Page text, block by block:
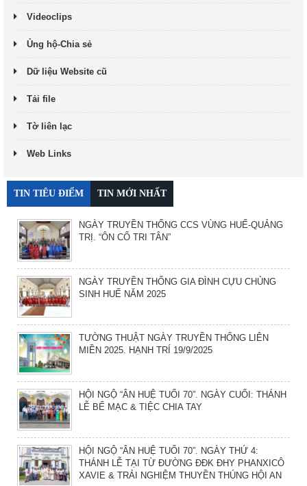
Videoclips
Ủng hộ-Chia sẻ
Dữ liệu Website cũ
Tải file
Tờ liên lạc
Web Links
TIN TIÊU ĐIỂM TIN MỚI NHẤT
NGÀY TRUYỀN THỐNG CCS VÙNG HUẾ-QUẢNG
TRỊ. “ÔN CỐ TRI TÂN”
NGÀY TRUYỀN THỐNG GIA ĐÌNH CỰU CHỦNG
SINH HUẾ NĂM 2025
TƯỜNG THUẬT NGÀY TRUYỀN THỐNG LIÊN
MIỀN 2025. HẠNH TRÍ 19/9/2025
HỘI NGỘ “ÂN HUỆ TUỔI 70”. NGÀY CUỐI: THÁNH
LỄ BẾ MẠC & TIỆC CHIA TAY
HỘI NGỘ “ÂN HUỆ TUỔI 70”. NGÀY THỨ 4:
THÁNH LỄ TẠI TỪ ĐƯỜNG ĐĐK ĐHY PHANXICÔ
XAVIE & TRẢI NGHIỆM THUYỀN THÚNG HỘI AN